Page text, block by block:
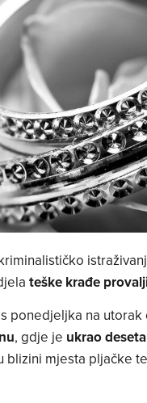
teške krađe
ponedjeljka na
, gdje je ukrao
blizini mjesta pljačke